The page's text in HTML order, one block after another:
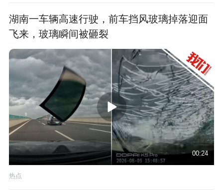
湖南一车辆高速行驶，前车挡风玻璃掉落迎面
飞来，玻璃瞬间被砸裂
00:24
热点